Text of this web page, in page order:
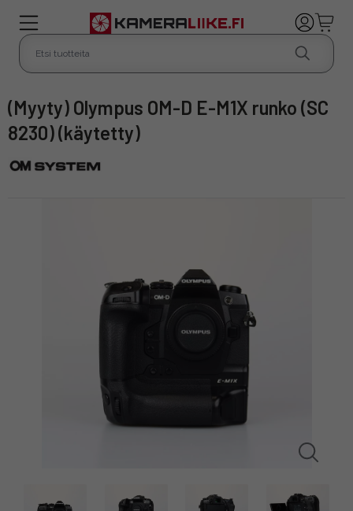
(Myyty) Olympus OM-D E-M1X runko (SC
8230) (käytetty)